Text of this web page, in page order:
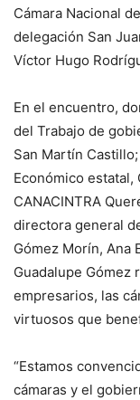
Cámara Nacional
delegación San
Víctor Hugo
En el encuentro,
del Trabajo de
San Martín
Económico
CANACINTRA
directora general
Gómez Morín, Ana
Guadalupe Gómez
empresarios, las
virtuosos que
“Estamos
cámaras y el